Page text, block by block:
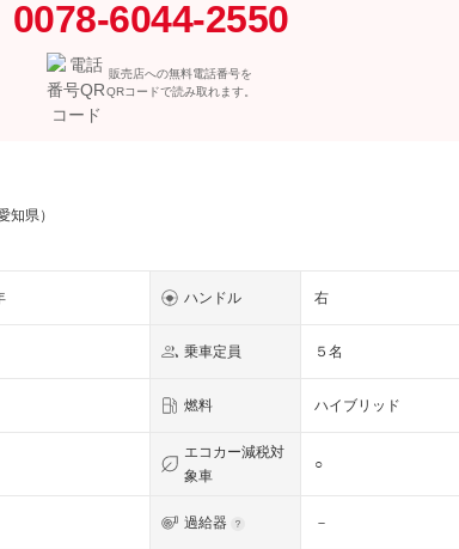
0078-6044-2550
販売店への無料電話番号を
QRコードで読み取れます。
知県）
ハンドル 右
乗車定員 ５名
燃料 ハイブリッド
エコカー減税対
象車
○
過給器 －